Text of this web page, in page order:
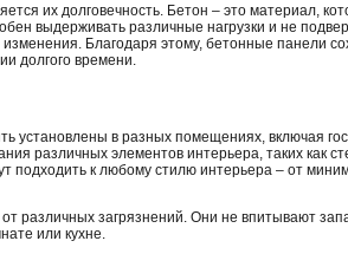
их долговечность. Бетон – это материал,
выдерживать различные нагрузки и не
Благодаря этому, бетонные панели
долгого времени.
установлены в разных помещениях, включая
различных элементов интерьера, таких как
подходить к любому стилю интерьера – от
различных загрязнений. Они не впитывают
или кухне.